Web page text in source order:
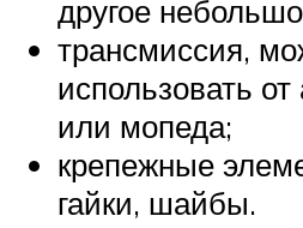
другое
трансмиссия,
использовать
или мопеда;
крепежные
гайки, шайбы.